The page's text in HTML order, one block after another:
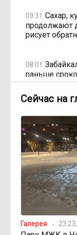
09:31 Сахар,
продолжают
рисует
08:01
раньше
застали
Забайкалье:
ближайшие
16:58, Вчера
возглавили
за смену в
15:02, Вчера
жители
Сейчас на
Галерея